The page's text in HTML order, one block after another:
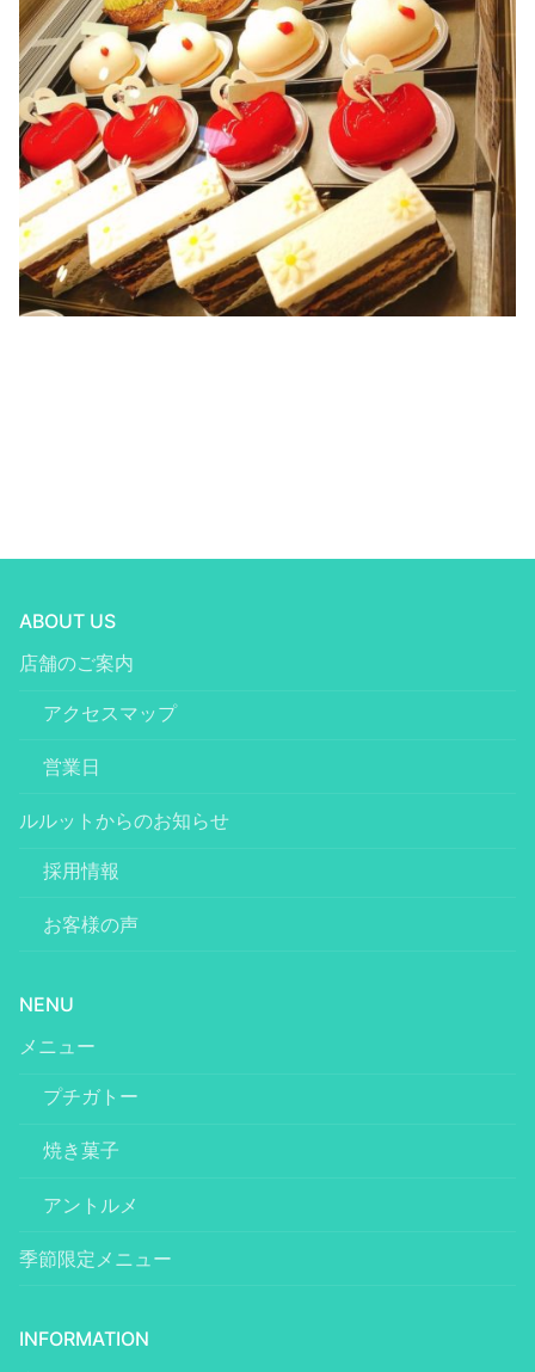
ABOUT US
店舗のご案内
アクセスマップ
営業日
ルルットからのお知らせ
採用情報
お客様の声
NENU
メニュー
プチガトー
焼き菓子
アントルメ
季節限定メニュー
INFORMATION